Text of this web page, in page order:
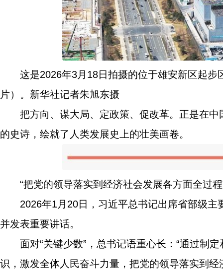
这是2026年3月18日拍摄的位于雄安新区起
片）。新华社记者朱旭东摄
把方向、谋大局、定政策、促改革。正是在
的史诗，绘就了人类发展史上的壮美画卷。
“把党的领导落实到经济社会发展各方面全过程
2026年1月20日，习近平总书记出席省部级
并发表重要讲话。
面对“关键少数”，总书记语重心长：“通过制
识，激发全体人民奋斗力量，把党的领导落实到经